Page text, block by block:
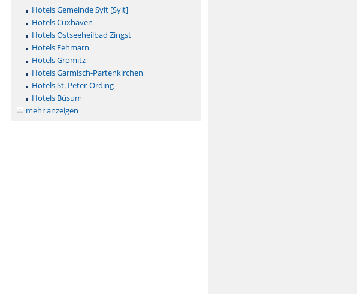
Hotels Gemeinde Sylt [Sylt]
Hotels Cuxhaven
Hotels Ostseeheilbad Zingst
Hotels Fehmarn
Hotels Grömitz
Hotels Garmisch-Partenkirchen
Hotels St. Peter-Ording
Hotels Büsum
mehr anzeigen